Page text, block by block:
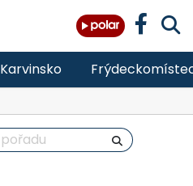
Karvinsko